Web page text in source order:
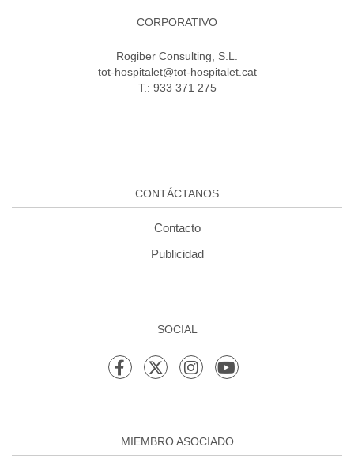
CORPORATIVO
Rogiber Consulting, S.L.
tot-hospitalet@tot-hospitalet.cat
T.: 933 371 275
CONTÁCTANOS
Contacto
Publicidad
SOCIAL
MIEMBRO ASOCIADO